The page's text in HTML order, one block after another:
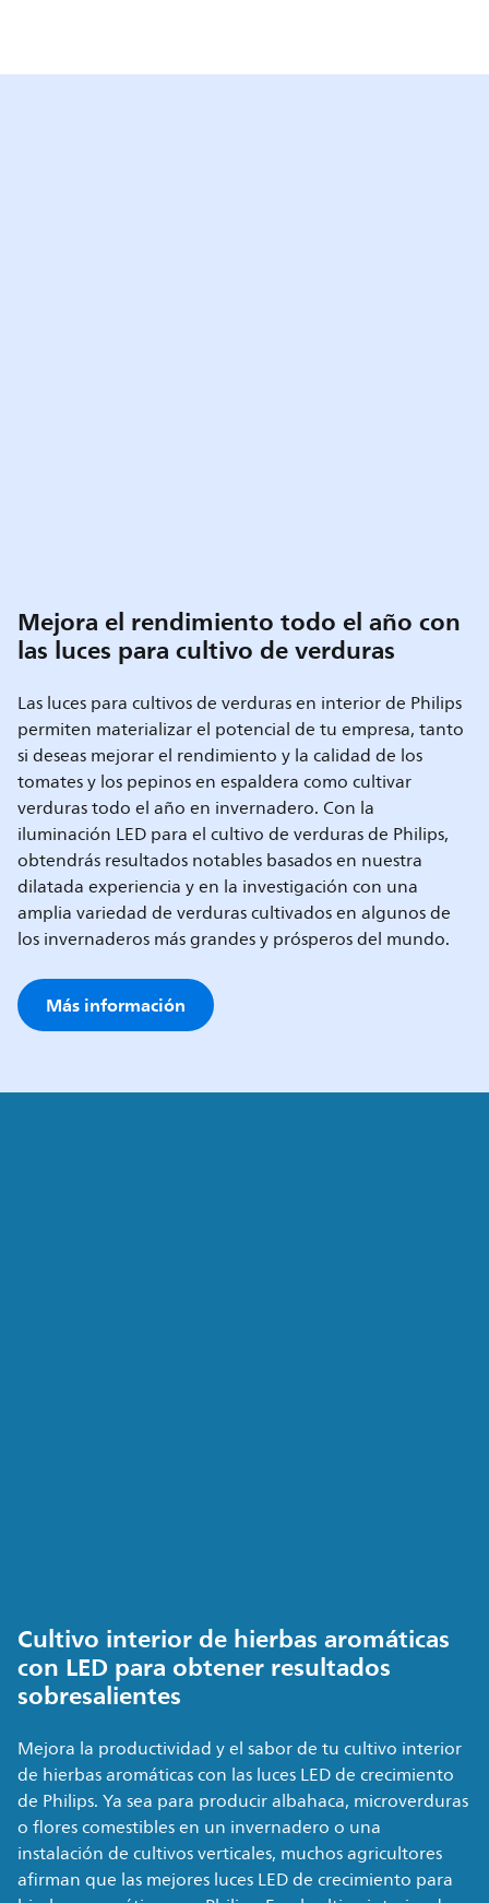
Mejora el rendimiento todo el año con
las luces para cultivo de verduras
Las luces para cultivos de verduras en interior de Philips
permiten materializar el potencial de tu empresa, tanto
si deseas mejorar el rendimiento y la calidad de los
tomates y los pepinos en espaldera como cultivar
verduras todo el año en invernadero. Con la
iluminación LED para el cultivo de verduras de Philips,
obtendrás resultados notables basados en nuestra
dilatada experiencia y en la investigación con una
amplia variedad de verduras cultivados en algunos de
los invernaderos más grandes y prósperos del mundo.
Más información
Cultivo interior de hierbas aromáticas
con LED para obtener resultados
sobresalientes
Mejora la productividad y el sabor de tu cultivo interior
de hierbas aromáticas con las luces LED de crecimiento
de Philips. Ya sea para producir albahaca, microverduras
o flores comestibles en un invernadero o una
instalación de cultivos verticales, muchos agricultores
afirman que las mejores luces LED de crecimiento para